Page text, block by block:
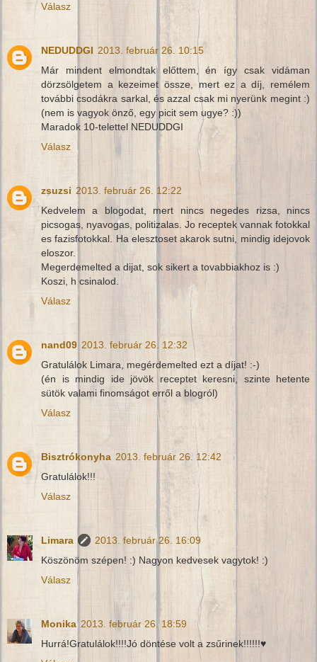
Válasz
NEDUDDGI 2013. február 26. 10:15
Már mindent elmondtak előttem, én így csak vidáman
dörzsölgetem a kezeimet össze, mert ez a díj, remélem
további csodákra sarkal, és azzal csak mi nyerünk megint :)
(nem is vagyok önző, egy picit sem ugye? :))
Maradok 10-telettel NEDUDDGI
Válasz
zsuzsi 2013. február 26. 12:22
Kedvelem a blogodat, mert nincs negedes rizsa, nincs
picsogas, nyavogas, politizalas. Jo receptek vannak fotokkal
es fazisfotokkal. Ha elesztoset akarok sutni, mindig idejovok
eloszor.
Megerdemelted a dijat, sok sikert a tovabbiakhoz is :)
Koszi, h csinalod.
Válasz
nand09 2013. február 26. 12:32
Gratulálok Limara, megérdemelted ezt a díjat! :-)
(én is mindig ide jövök receptet keresni, szinte hetente
sütök valami finomságot erről a blogról)
Válasz
Bisztrókonyha 2013. február 26. 12:42
Gratulálok!!!
Válasz
Limara
2013. február 26. 16:09
Köszönöm szépen! :) Nagyon kedvesek vagytok! :)
Válasz
Monika 2013. február 26. 18:59
Hurrá!Gratulálok!!!!Jó döntése volt a zsűrinek!!!!!!♥